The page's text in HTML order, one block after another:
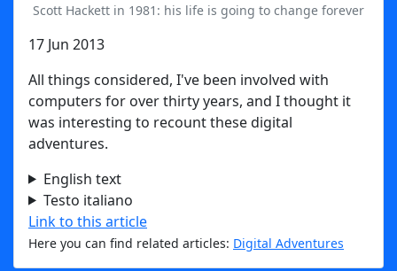
Scott Hackett in 1981: his life is going to change forever
17 Jun 2013
All things considered, I've been involved with
computers for over thirty years, and I thought it
was interesting to recount these digital
adventures.
English text
Testo italiano
Link to this article
Here you can find related articles: Digital Adventures